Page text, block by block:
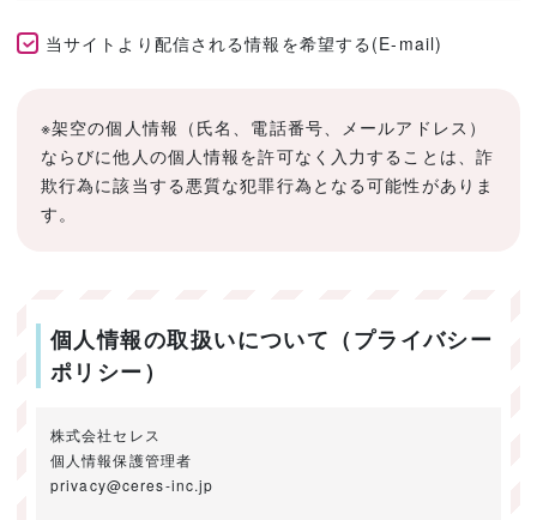
当サイトより配信される情報を希望する(E-mail)
※架空の個人情報（氏名、電話番号、メールアドレス）
ならびに他人の個人情報を許可なく入力することは、詐
欺行為に該当する悪質な犯罪行為となる可能性がありま
す。
個人情報の取扱いについて（プライバシー
ポリシー）
株式会社セレス
個人情報保護管理者
privacy@ceres-inc.jp